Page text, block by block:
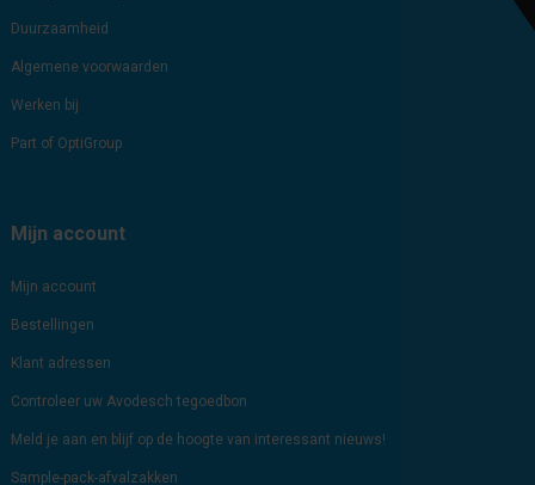
Duurzaamheid
Algemene voorwaarden
Werken bij
Part of OptiGroup
Mijn account
Mijn account
Bestellingen
Klant adressen
Controleer uw Avodesch tegoedbon
Meld je aan en blijf op de hoogte van interessant nieuws!
Sample-pack-afvalzakken